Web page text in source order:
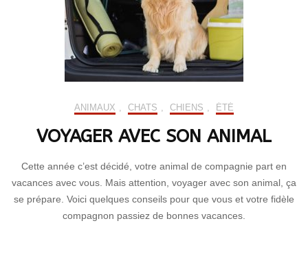
ANIMAUX , CHATS , CHIENS , ÉTÉ
VOYAGER AVEC SON ANIMAL
Cette année c’est décidé, votre animal de compagnie part en
vacances avec vous. Mais attention, voyager avec son animal, ça
se prépare. Voici quelques conseils pour que vous et votre fidèle
compagnon passiez de bonnes vacances.